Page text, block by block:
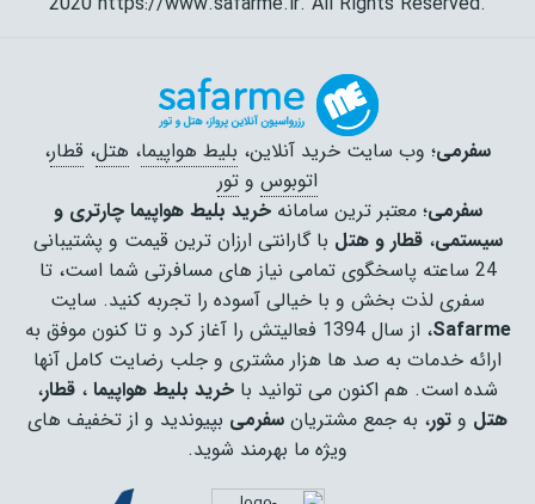
سفرمی؛ وب سایت خرید آنلاین، بلیط هواپیما، هتل، قطار،
اتوبوس و تور
سفرمی؛ معتبر ترین سامانهخرید بلیط هواپیما چارتری و
سیستمی،قطار و هتل با گارانتی ارزان ترین قیمت و پشتیبانی
24 ساعته پاسخگوی تمامی نیاز های مسافرتی شما است، تا
سفری لذت بخش و با خیالی آسوده را تجربه کنید. سایت
Safarme
، از سال 1394 فعالیتش را آغاز کرد و تا کنون موفق به
ارائه خدمات به صد ها هزار مشتری و جلب رضایت کامل آنها
شده است. هم اکنون می توانید با خرید بلیط هواپیما ، قطار،
هتل و تور، به جمع مشتریان سفرمی بپیوندید و از تخفیف های
ویژه ما بهرمند شوید.